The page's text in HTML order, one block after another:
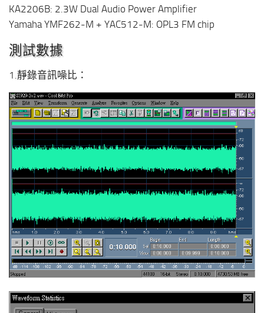
KA2206B: 2.3W Dual Audio Power Amplifier
Yamaha YMF262-M + YAC512-M: OPL3 FM chip
測試數據
1.靜錄音訊噪比：